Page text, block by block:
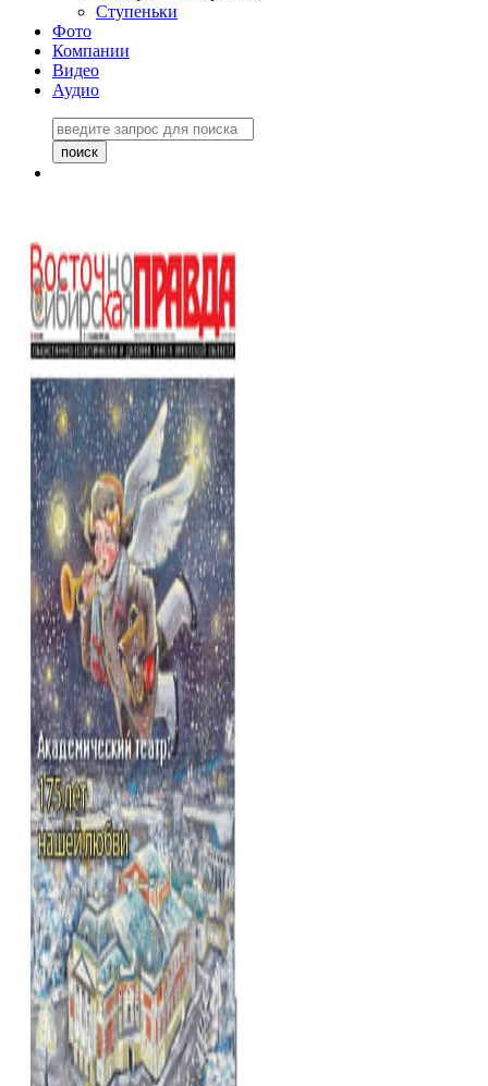
Ступеньки
Фото
Компании
Видео
Аудио